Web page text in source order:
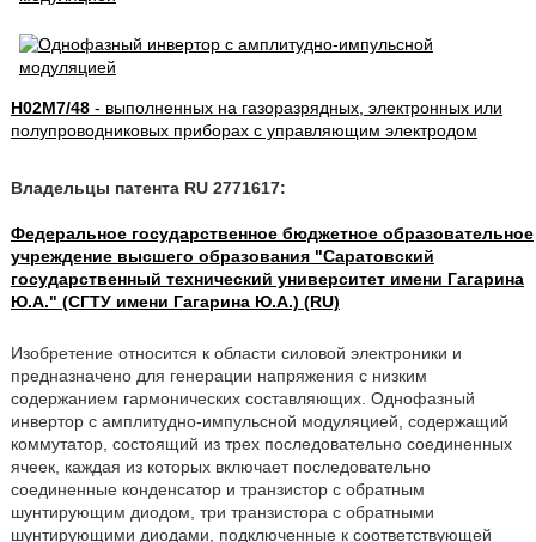
H02M7/48- выполненных на газоразрядных, электронных или
полупроводниковых приборах с управляющим электродом
Владельцы патента RU 2771617:
Федеральное государственное бюджетное образовательное
учреждение высшего образования "Саратовский
государственный технический университет имени Гагарина
Ю.А." (СГТУ имени Гагарина Ю.А.) (RU)
Изобретение относится к области силовой электроники и
предназначено для генерации напряжения с низким
содержанием гармонических составляющих. Однофазный
инвертор с амплитудно-импульсной модуляцией, содержащий
коммутатор, состоящий из трех последовательно соединенных
ячеек, каждая из которых включает последовательно
соединенные конденсатор и транзистор с обратным
шунтирующим диодом, три транзистора с обратными
шунтирующими диодами, подключенные к соответствующей